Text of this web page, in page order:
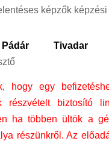
képzők
Pádár Tivadar
hogy egy
részvételt biztosító
ha többen ültök a
részünkről. Az